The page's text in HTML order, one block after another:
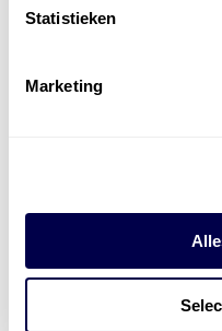
Statistieken
Marketing
Energiebeheer